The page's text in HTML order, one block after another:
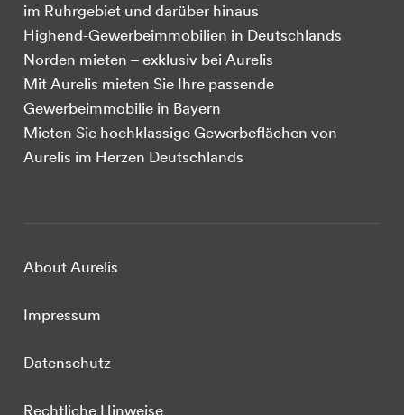
im Ruhrgebiet und darüber hinaus
Highend-Gewerbeimmobilien in Deutschlands
Norden mieten – exklusiv bei Aurelis
Mit Aurelis mieten Sie Ihre passende
Gewerbeimmobilie in Bayern
Mieten Sie hochklassige Gewerbeflächen von
Aurelis im Herzen Deutschlands
About Aurelis
Impressum
Datenschutz
Rechtliche Hinweise